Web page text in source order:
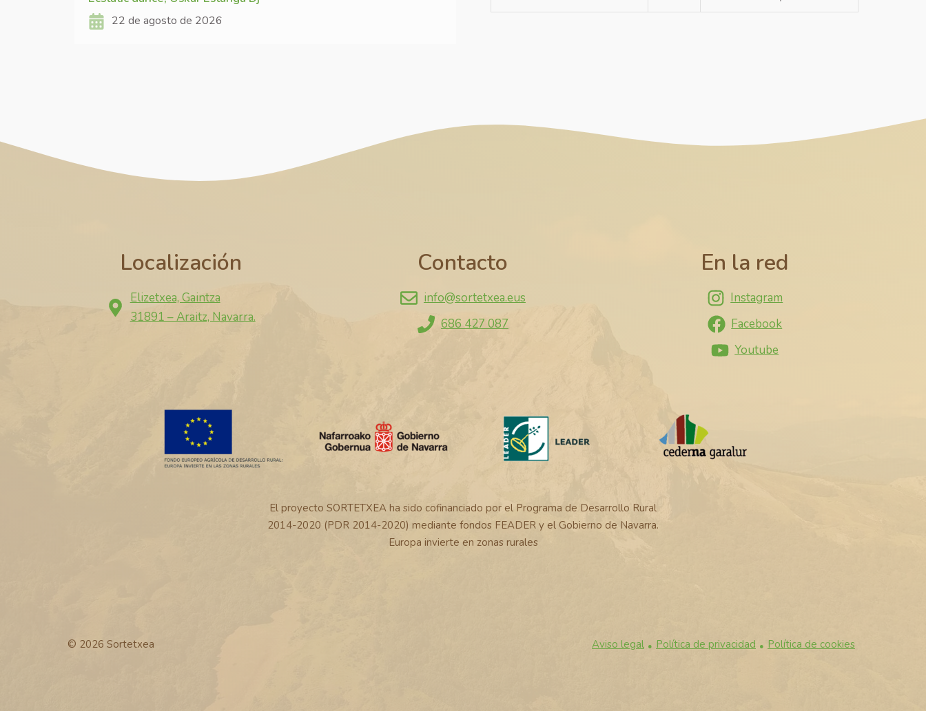
22 de agosto de 2026
Localización
Elizetxea, Gaintza
31891 – Araitz, Navarra.
Contacto
info@sortetxea.eus
686 427 087
En la red
Instagram
Facebook
Youtube
El proyecto SORTETXEA ha sido cofinanciado por el Programa de Desarrollo Rural
2014-2020 (PDR 2014-2020) mediante fondos FEADER y el Gobierno de Navarra.
Europa invierte en zonas rurales
© 2026 Sortetxea Aviso legal Política de privacidad Política de cookies